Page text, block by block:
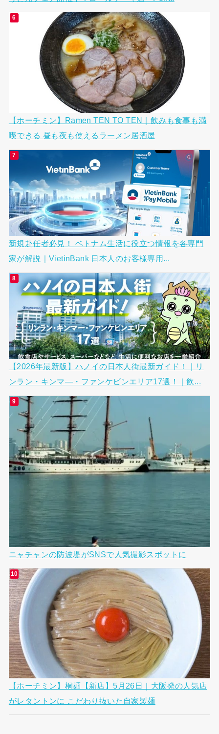
【ホーチミン】Ramen TEN TO TEN｜飲みも食事も満
喫できる 昼も夜も使えるラーメン居酒屋
新規赴任者必見！ ベトナム生活に役立つ情報を各専門
家が解説｜VietinBank 日本人のお客様専用...
【2026年最新版】ハノイの日本人街最新ガイド！｜リ
ンラン・キンマ―・ファンケビンエリア17選！｜飲...
ニャチャンの防波堤がSNSで人気撮影スポットに
【ホーチミン】桐麺【新店】5月26日｜大阪発の人気店
がレタントンに こだわり抜いた自家製麺